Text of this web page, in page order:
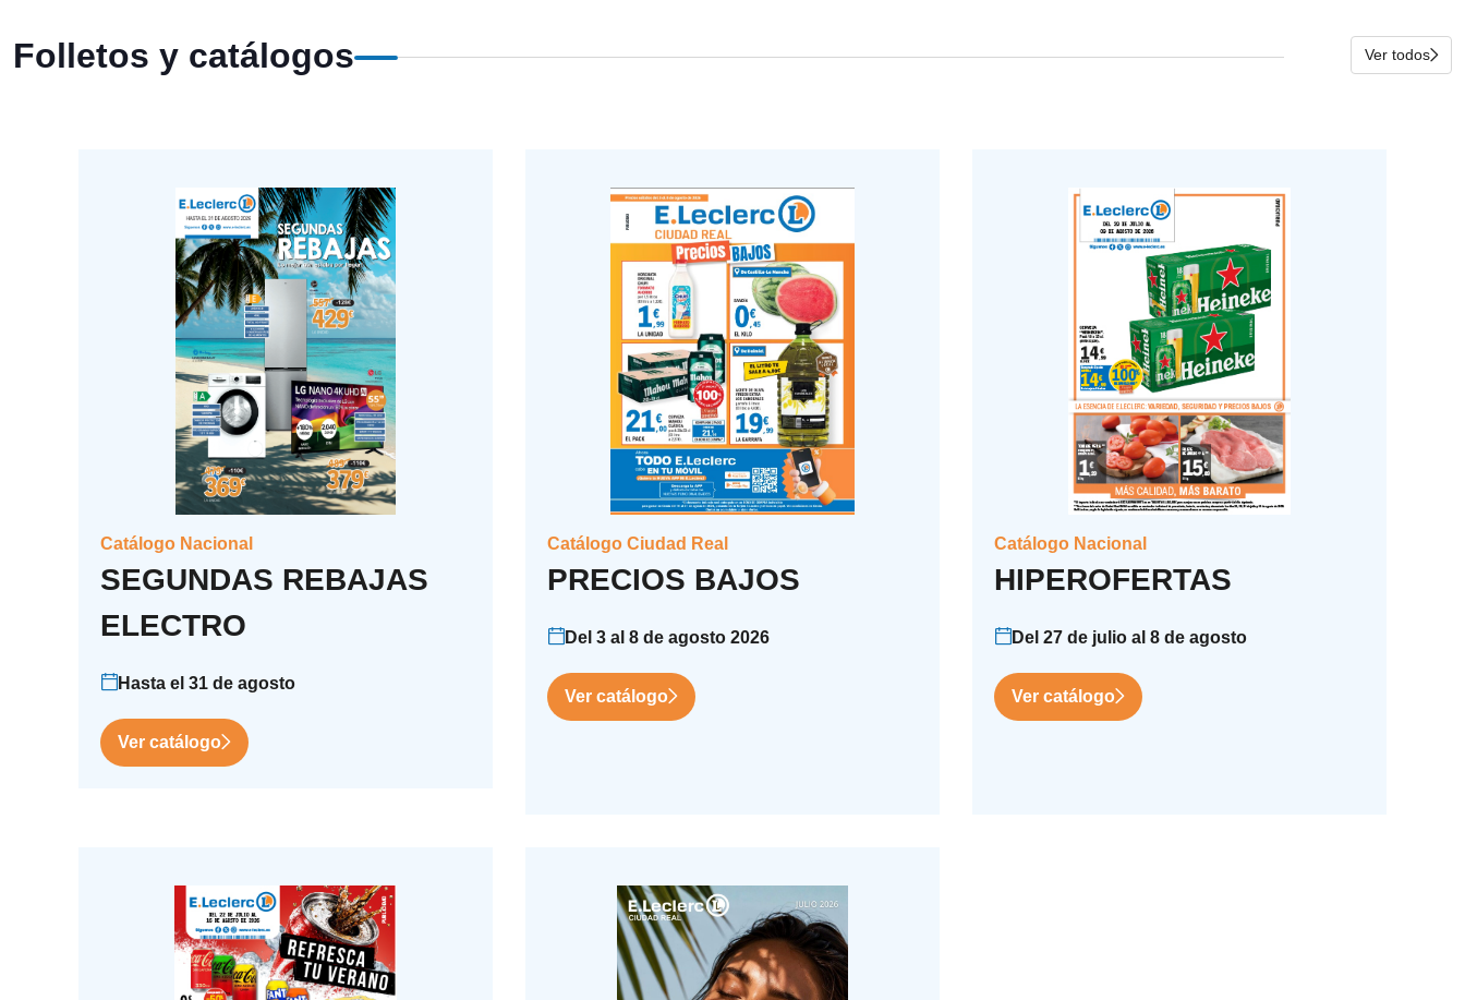
Folletos y catálogos Ver todos
Catálogo Nacional
SEGUNDAS REBAJAS
ELECTRO
Hasta el 31 de agosto
Ver catálogo
Catálogo Ciudad Real
PRECIOS BAJOS
Del 3 al 8 de agosto 2026
Ver catálogo
Catálogo Nacional
HIPEROFERTAS
Del 27 de julio al 8 de agosto
Ver catálogo